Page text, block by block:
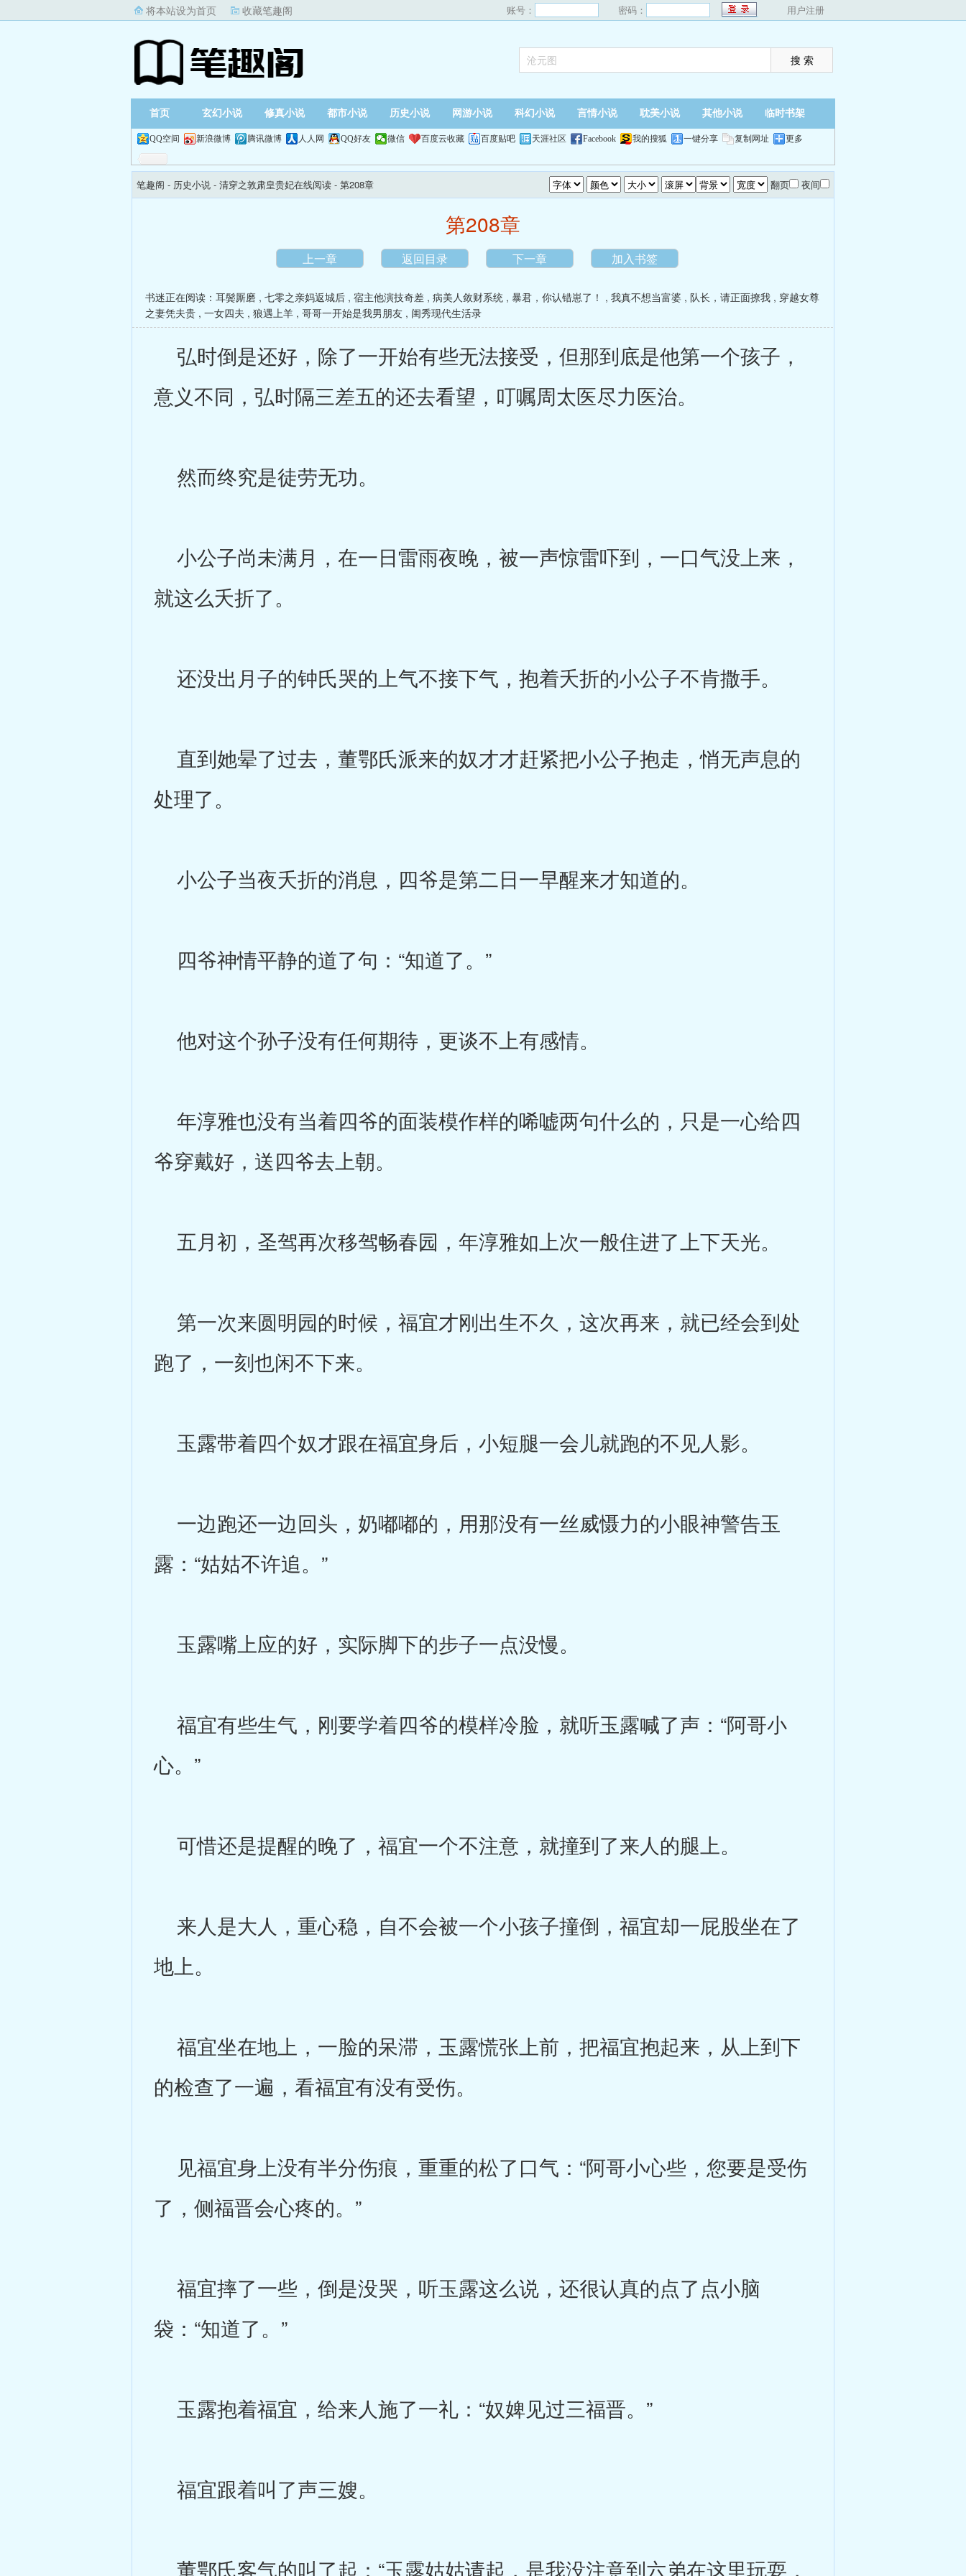
将本站设为首页 收藏笔趣阁 账号： 密码： 用户注册
首页 玄幻小说 修真小说 都市小说 历史小说 网游小说 科幻小说 言情小说 耽美小说 其他小说 临时书架
QQ空间 新浪微博 腾讯微博 人人网 QQ好友 微信 百度云收藏 百度贴吧 天涯社区 Facebook 我的搜狐 一键分享 复制网址 更多
笔趣阁 - 历史小说 - 清穿之敦肃皇贵妃在线阅读 - 第208章 翻页 夜间
第208章
上一章 返回目录 下一章 加入书签
书迷正在阅读： 耳鬓厮磨 , 七零之亲妈返城后 , 宿主他演技奇差 , 病美人敛财系统 , 暴君，你认错崽了！ , 我真不想当富婆 , 队长，请正面撩我 , 穿越女尊
之妻凭夫贵 , 一女四夫 , 狼遇上羊 , 哥哥一开始是我男朋友 , 闺秀现代生活录
弘时倒是还好，除了一开始有些无法接受，但那到底是他第一个孩子，
意义不同，弘时隔三差五的还去看望，叮嘱周太医尽力医治。
然而终究是徒劳无功。
小公子尚未满月，在一日雷雨夜晚，被一声惊雷吓到，一口气没上来，
就这么夭折了。
还没出月子的钟氏哭的上气不接下气，抱着夭折的小公子不肯撒手。
直到她晕了过去，董鄂氏派来的奴才才赶紧把小公子抱走，悄无声息的
处理了。
小公子当夜夭折的消息，四爷是第二日一早醒来才知道的。
四爷神情平静的道了句：“知道了。”
他对这个孙子没有任何期待，更谈不上有感情。
年淳雅也没有当着四爷的面装模作样的唏嘘两句什么的，只是一心给四
爷穿戴好，送四爷去上朝。
五月初，圣驾再次移驾畅春园，年淳雅如上次一般住进了上下天光。
第一次来圆明园的时候，福宜才刚出生不久，这次再来，就已经会到处
跑了，一刻也闲不下来。
玉露带着四个奴才跟在福宜身后，小短腿一会儿就跑的不见人影。
一边跑还一边回头，奶嘟嘟的，用那没有一丝威慑力的小眼神警告玉
露：“姑姑不许追。”
玉露嘴上应的好，实际脚下的步子一点没慢。
福宜有些生气，刚要学着四爷的模样冷脸，就听玉露喊了声：“阿哥小
心。”
可惜还是提醒的晚了，福宜一个不注意，就撞到了来人的腿上。
来人是大人，重心稳，自不会被一个小孩子撞倒，福宜却一屁股坐在了
地上。
福宜坐在地上，一脸的呆滞，玉露慌张上前，把福宜抱起来，从上到下
的检查了一遍，看福宜有没有受伤。
见福宜身上没有半分伤痕，重重的松了口气：“阿哥小心些，您要是受伤
了，侧福晋会心疼的。”
福宜摔了一些，倒是没哭，听玉露这么说，还很认真的点了点小脑
袋：“知道了。”
玉露抱着福宜，给来人施了一礼：“奴婢见过三福晋。”
福宜跟着叫了声三嫂。
董鄂氏客气的叫了起：“玉露姑姑请起，是我没注意到六弟在这里玩耍，